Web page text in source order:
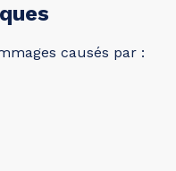
causés par :